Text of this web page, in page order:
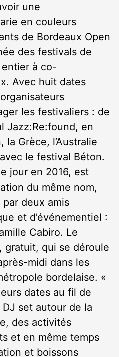
une
en couleurs
de Bordeaux Open
des festivals de
à co-
Avec huit dates
les festivaliers : de
Jazz:Re:found, en
la Grèce, l’Australie
le festival Béton.
jour en 2016, est
du même nom,
deux amis
et d’événementiel :
Cabiro. Le
gratuit, qui se déroule
midi dans les
bordelaise. «
dates au fil de
set autour de la
des activités
et en même temps
et boissons